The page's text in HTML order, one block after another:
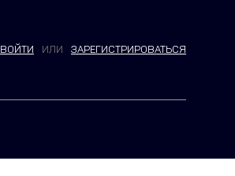
ВОЙТИ ИЛИ ЗАРЕГИСТРИРОВАТЬСЯ